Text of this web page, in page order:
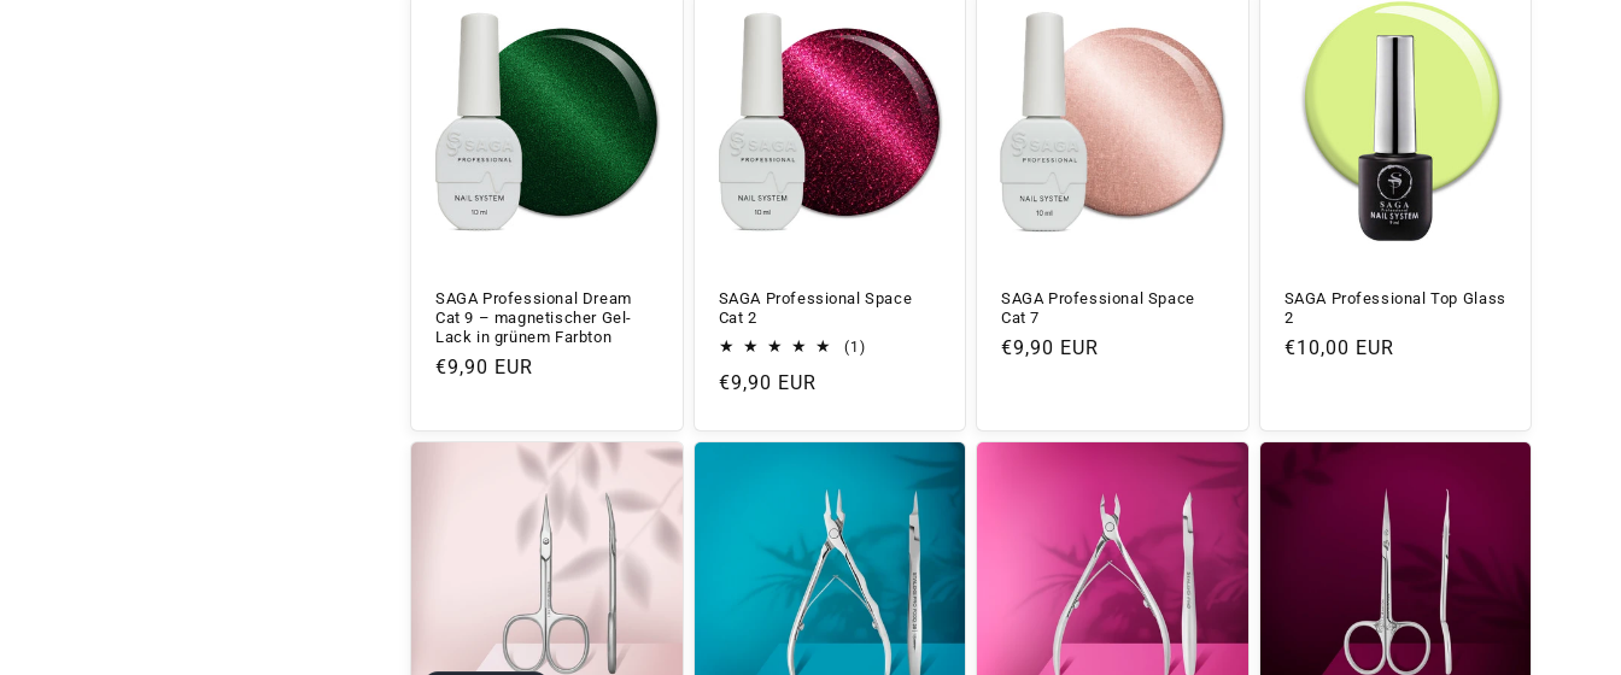
SAGA Professional Dream
Cat 9 – magnetischer Gel-
Lack in grünem Farbton
Normaler
€9,90 EUR
SAGA Professional Space
Cat 2
(1)1
Normaler
€9,90 EUR
SAGA Professional Space
Cat 7
Normaler
€9,90 EUR
SAGA Professional Top Glass
2
Normaler
€10,00 EUR